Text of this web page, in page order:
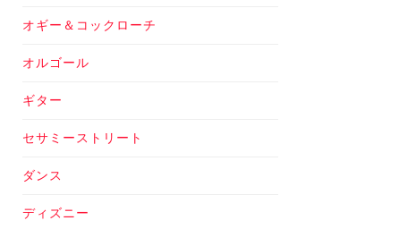
オギー＆コックローチ
オルゴール
ギター
セサミーストリート
ダンス
ディズニー